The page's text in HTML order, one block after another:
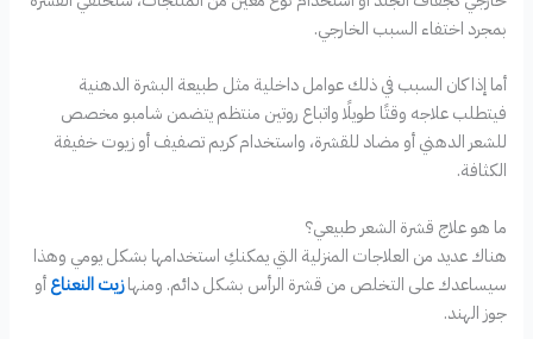
بمجرد اختفاء السبب الخارجي.
أما إذا كان السبب في ذلك عوامل داخلية مثل طبيعة البشرة الدهنية
فيتطلب علاجه وقتًا طويلًا واتباع روتين منتظم يتضمن شامبو مخصص
للشعر الدهني أو مضاد للقشرة، واستخدام كريم تصفيف أو زيوت خفيفة
الكثافة.
ما هو علاج قشرة الشعر طبيعي؟
هناك عديد من العلاجات المنزلية التي يمكنكِ استخدامها بشكل يومي وهذا
سيساعدك على التخلص من قشرة الرأس بشكل دائم. ومنهازيت النعناعأو
جوز الهند.